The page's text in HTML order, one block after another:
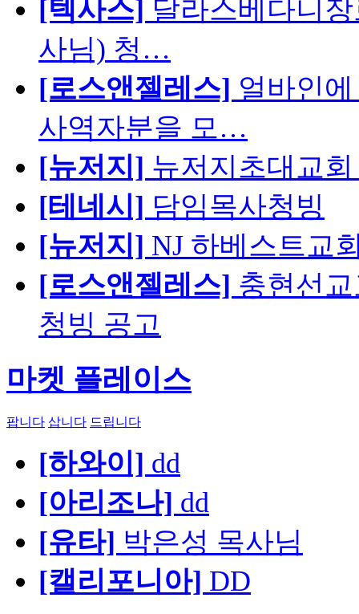
[텍사스] 달라스베다니
사님) 청…
[로스앤젤레스] 얼바인
사역자분을 모…
[뉴저지] 뉴저지초대교
[테네시] 담임목사청빙
[뉴저지] NJ 하베스트교
[로스앤젤레스] 충현선
청빙 공고
마켓 플레이스
팝니다 삽니다 드립니다
[하와이] dd
[아리조나] dd
[유타] 박은성 목사님
[캘리포니아] DD